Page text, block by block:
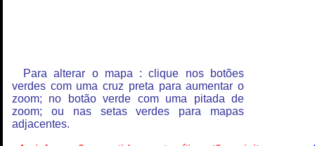
Para alterar o mapa : clique nos botões
verdes com uma cruz preta para aumentar o
zoom; no botão verde com uma pitada de
zoom; ou nas setas verdes para mapas
adjacentes.